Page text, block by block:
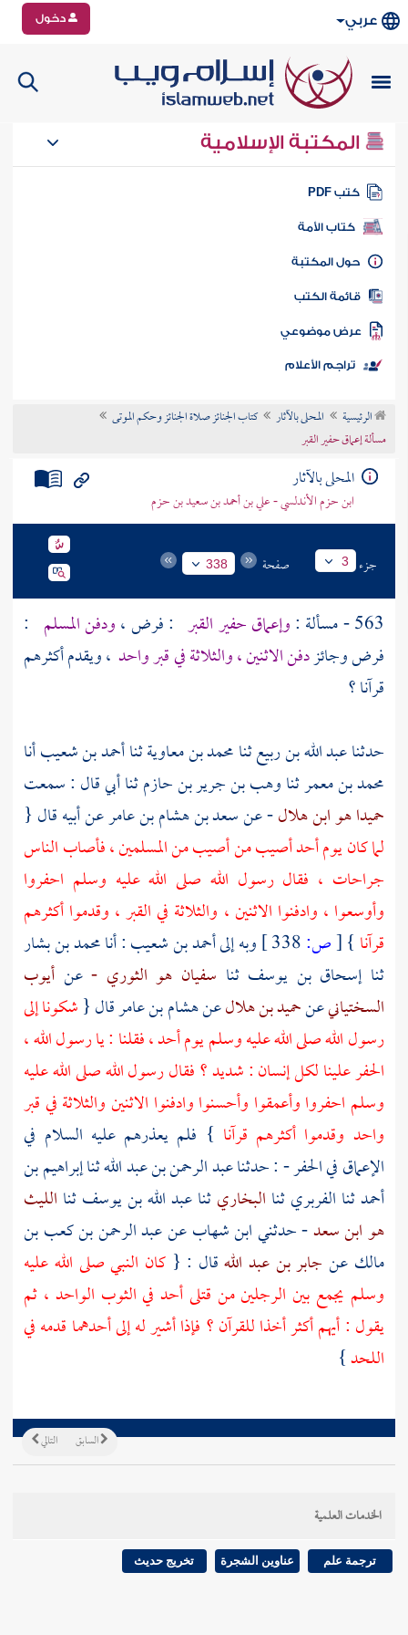
عربي دخول
المكتبة الإسلامية
كتب PDF
كتاب الأمة
المكتبة
الكتب
موضوعي
تراجم الأعلام
الرئيسية المحلى بالآثار
كتاب الجنائز صلاة الجنائز وحكم الموتى
مسألة إعماق حفير القبر
المحلى بالآثار
ابن حزم الأندلسي - علي بن أحمد بن سعيد بن حزم
جزء 3 صفحة 338
563 - مسألة : وإعماق حفير القبر : فرض ،ودفن المسلم :
فرض وجائزدفن الاثنين ، والثلاثة في قبر واحد ، ويقدم أكثرهم
قرآنا ؟
حدثناعبد الله بن ربيعثنامحمد بن معاويةثناأحمد بن شعيبأنا
محمد بن معمرثناوهب بن جرير بن حازمثنا أبي قال : سمعت
حميدا هو ابن هلال- عنسعد بن هشام بن عامرعن أبيه قال {
لما كان يومأحدأصيب من أصيب من المسلمين ، فأصاب الناس
جراحات ، فقال رسول الله صلى الله عليه وسلم احفروا
وأوسعوا ، وادفنوا الاثنين ، والثلاثة في القبر ، وقدموا أكثرهم
قرآنا }
[ص: وبه إلىأحمد بن شعيب: أنامحمد بن بشار
ثناإسحاق بن يوسفثنا سفيان هو الثوري -عن أيوب
السختيانيعنحميد بن هلالعنهشام بن عامرقال {شكونا إلى
رسول الله صلى الله عليه وسلم يومأحد، فقلنا : يا رسول الله ،
الحفر علينا لكل إنسان : شديد ؟ فقال رسول الله صلى الله عليه
وسلم احفروا وأعمقوا وأحسنوا وادفنوا الاثنين والثلاثة في قبر
واحد وقدموا أكثرهم قرآنا } فلم يعذرهم عليه السلام في
الإعماق في الحفر - : حدثناعبد الرحمن بن عبد اللهثناإبراهيم بن
أحمدثنا الفربريثنا البخاريثناعبد الله بن يوسفثنا الليث
هو ابن سعد- حدثنيابن شهابعنعبد الرحمن بن كعب بن
مالك عن جابر بن عبد اللهقال : {كان النبي صلى الله عليه
وسلم يجمع بين الرجلين من قتلى أحد في الثوب الواحد ، ثم
يقول : أيهم أكثر أخذا للقرآن ؟ فإذا أشير له إلى أحدهما قدمه في
اللحد}
التالي السابق
الخدمات العلمية
ترجمة علم عناوين الشجرة تخريج حديث